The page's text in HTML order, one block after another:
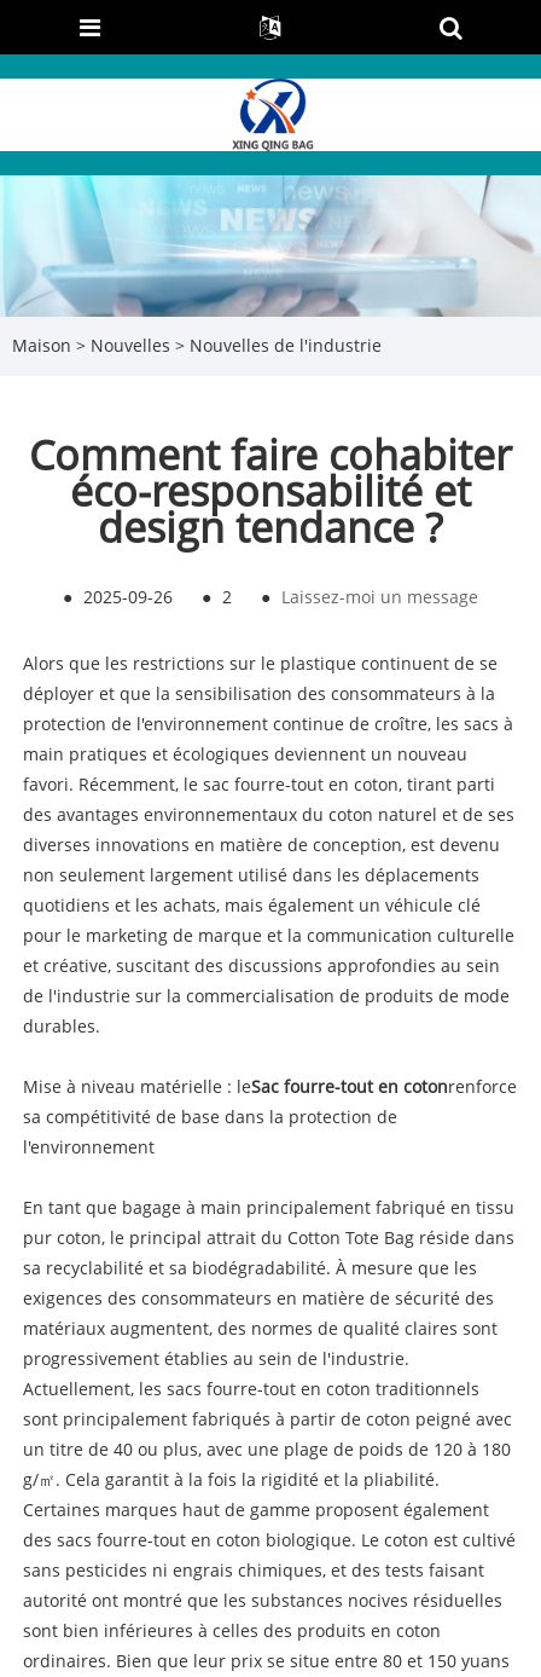
Maison > Nouvelles > Nouvelles de l'industrie
Comment faire cohabiter
éco-responsabilité et
design tendance ?
● 2025-09-26 ● 2 ● Laissez-moi un message
Alors que les restrictions sur le plastique continuent de se
déployer et que la sensibilisation des consommateurs à la
protection de l'environnement continue de croître, les sacs à
main pratiques et écologiques deviennent un nouveau
favori. Récemment, le sac fourre-tout en coton, tirant parti
des avantages environnementaux du coton naturel et de ses
diverses innovations en matière de conception, est devenu
non seulement largement utilisé dans les déplacements
quotidiens et les achats, mais également un véhicule clé
pour le marketing de marque et la communication culturelle
et créative, suscitant des discussions approfondies au sein
de l'industrie sur la commercialisation de produits de mode
durables.
Mise à niveau matérielle : leSac fourre-tout en cotonrenforce
sa compétitivité de base dans la protection de
l'environnement
En tant que bagage à main principalement fabriqué en tissu
pur coton, le principal attrait du Cotton Tote Bag réside dans
sa recyclabilité et sa biodégradabilité. À mesure que les
exigences des consommateurs en matière de sécurité des
matériaux augmentent, des normes de qualité claires sont
progressivement établies au sein de l'industrie.
Actuellement, les sacs fourre-tout en coton traditionnels
sont principalement fabriqués à partir de coton peigné avec
un titre de 40 ou plus, avec une plage de poids de 120 à 180
g/㎡. Cela garantit à la fois la rigidité et la pliabilité.
Certaines marques haut de gamme proposent également
des sacs fourre-tout en coton biologique. Le coton est cultivé
sans pesticides ni engrais chimiques, et des tests faisant
autorité ont montré que les substances nocives résiduelles
sont bien inférieures à celles des produits en coton
ordinaires. Bien que leur prix se situe entre 80 et 150 yuans